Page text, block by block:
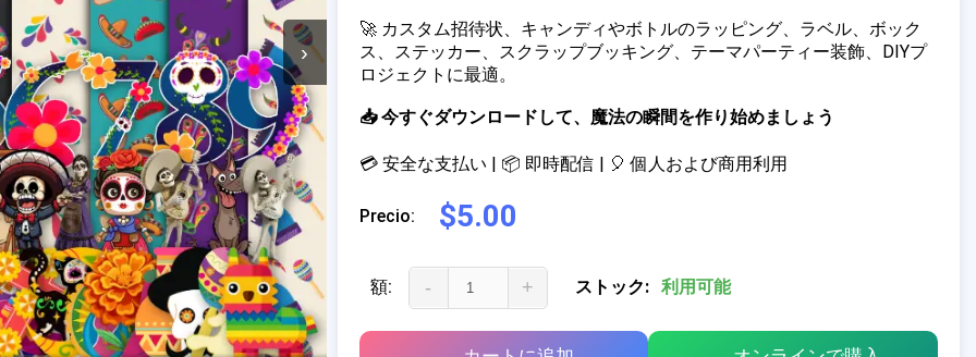
›
🚀 カスタム招待状、キャンディやボトルのラッピング、ラベル、ボック
ス、ステッカー、スクラップブッキング、テーマパーティー装飾、DIYプ
ロジェクトに最適。
📥 今すぐダウンロードして、魔法の瞬間を作り始めましょう
💳 安全な支払い | 📦 即時配信 | 🎈 個人および商用利用
Precio: $5.00
額: - + ストック: 利用可能